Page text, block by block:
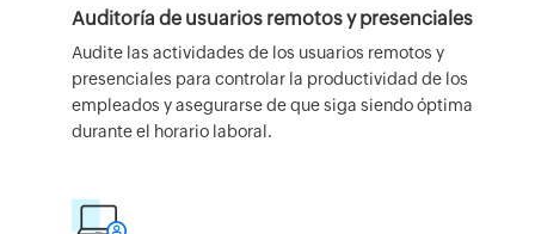
Auditoría de usuarios remotos y presenciales
Audite las actividades de los usuarios remotos y
presenciales para controlar la productividad de los
empleados y asegurarse de que siga siendo óptima
durante el horario laboral.